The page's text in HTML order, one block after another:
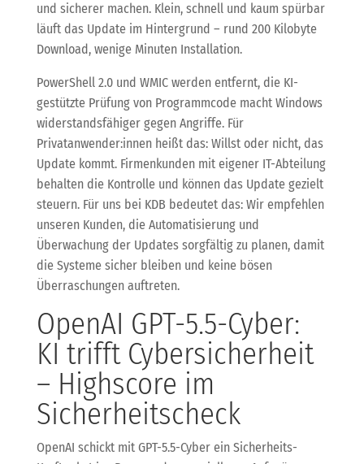
und sicherer machen. Klein, schnell und kaum spürbar
läuft das Update im Hintergrund – rund 200 Kilobyte
Download, wenige Minuten Installation.
PowerShell 2.0 und WMIC werden entfernt, die KI-
gestützte Prüfung von Programmcode macht Windows
widerstandsfähiger gegen Angriffe. Für
Privatanwender:innen heißt das: Willst oder nicht, das
Update kommt. Firmenkunden mit eigener IT-Abteilung
behalten die Kontrolle und können das Update gezielt
steuern. Für uns bei KDB bedeutet das: Wir empfehlen
unseren Kunden, die Automatisierung und
Überwachung der Updates sorgfältig zu planen, damit
die Systeme sicher bleiben und keine bösen
Überraschungen auftreten.
OpenAI GPT-5.5-Cyber:
KI trifft Cybersicherheit
– Highscore im
Sicherheitscheck
OpenAI schickt mit GPT-5.5-Cyber ein Sicherheits-